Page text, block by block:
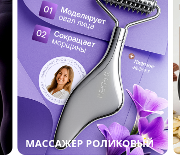
МАССАЖЕР РОЛИКОВЫЙ